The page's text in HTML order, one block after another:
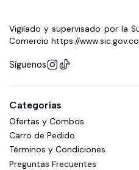
Vigilado y supervisado por la
Comercio https://www.sic.gov.co
Síguenos
Categorías
Ofertas y Combos
Carro de Pedido
Términos y Condiciones
Preguntas Frecuentes